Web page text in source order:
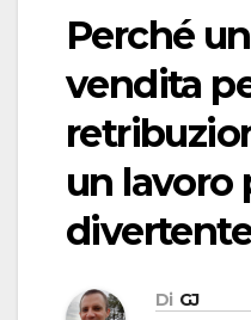
Perché
vendita
un lavoro
divertente
Di GJ